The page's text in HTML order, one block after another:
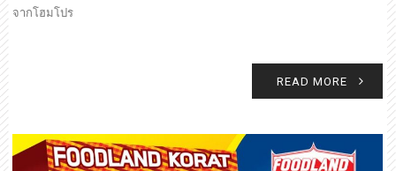
จากโฮมโปร
READ MORE